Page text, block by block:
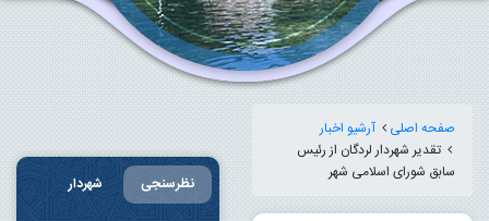
صفحه اصلی
آرشیو اخبار
تقدیر شهردار لردگان از رئیس
سابق شورای اسلامی شهر
نظرسنجی شهردار